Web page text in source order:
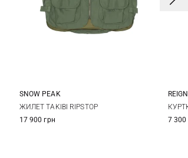
M
SNOW PEAK
ЖИЛЕТ TAKIBI RIPSTOP
17 900 грн
L
REIGN
7 300